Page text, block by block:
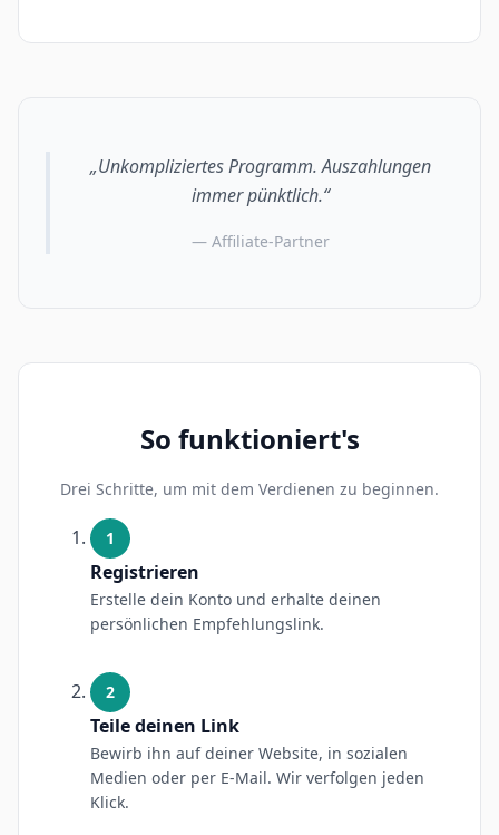
„Unkompliziertes Programm. Auszahlungen
immer pünktlich.“
— Affiliate-Partner
So funktioniert's
Drei Schritte, um mit dem Verdienen zu beginnen.
1
Registrieren
Erstelle dein Konto und erhalte deinen
persönlichen Empfehlungslink.
2
Teile deinen Link
Bewirb ihn auf deiner Website, in sozialen
Medien oder per E-Mail. Wir verfolgen jeden
Klick.